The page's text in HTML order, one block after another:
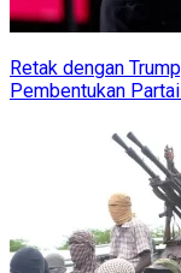
Retak dengan
Pembentukan